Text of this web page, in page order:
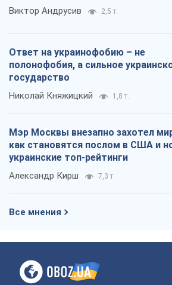
Виктор Андрусив 2,5 т.
Ответ на украинофобию – не
полонофобия, а сильное
государство
Николай Княжицкий 1,8 т.
Мэр Москвы внезапно захотел
как становятся послом в США и
украинские топ-рейтинги
Александр Кирш 7,3 т.
Все мнения